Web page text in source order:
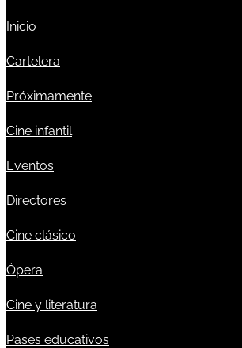
Inicio
Cartelera
Próximamente
Cine infantil
Eventos
Directores
Cine clásico
Ópera
Cine y literatura
Pases educativos